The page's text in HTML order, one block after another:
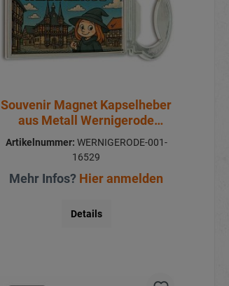
Souvenir Magnet Kapselheber
aus Metall Wernigerode
3x9cm
Artikelnummer: WERNIGERODE-001-
16529
Mehr Infos? Hier anmelden
Details